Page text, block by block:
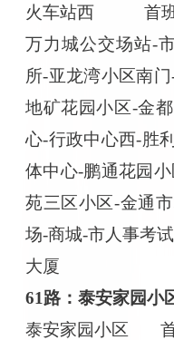
火车站西
首
万力城公交场站-
所-亚龙湾小区南
地矿花园小区-金
心-行政中心西-胜
体中心-鹏通花园
苑三区小区-金通
场-商城-市人事考
大厦
61路：泰安家园小
泰安家园小区